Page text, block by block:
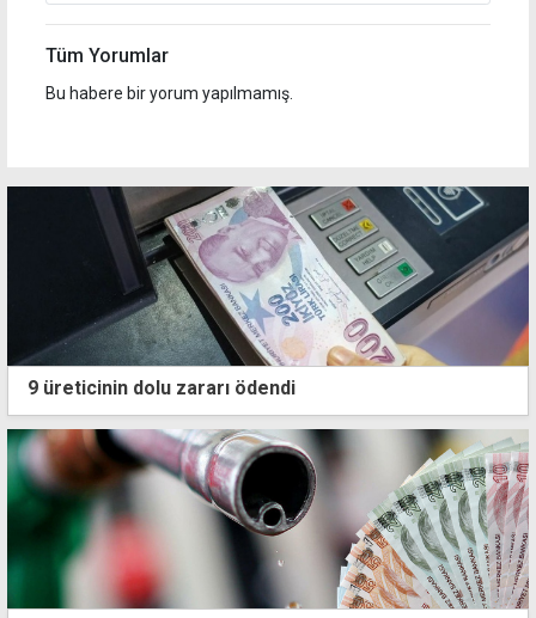
Tüm Yorumlar
Bu habere bir yorum yapılmamış.
9 üreticinin dolu zararı ödendi